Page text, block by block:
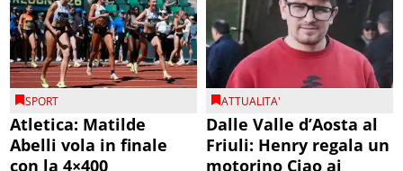
SPORT
Atletica: Matilde
Abelli vola in finale
con la 4×400
ATTUALITA'
Dalle Valle d’Aosta al
Friuli: Henry regala un
motorino Ciao ai